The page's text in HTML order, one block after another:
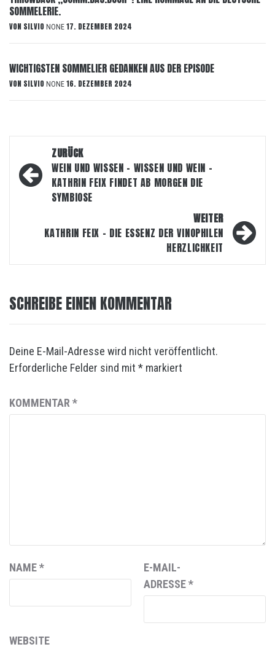
SOMMELERIE.
VON SILVIO NONE 17. DEZEMBER 2024
WICHTIGSTEN SOMMELIER GEDANKEN AUS DER EPISODE
VON SILVIO NONE 16. DEZEMBER 2024
Beitragsnavigation
ZURÜCK
WEIN UND WISSEN – WISSEN UND WEIN –
KATHRIN FEIX FINDET AB MORGEN DIE
SYMBIOSE
WEITER
KATHRIN FEIX – DIE ESSENZ DER VINOPHILEN
HERZLICHKEIT
SCHREIBE EINEN KOMMENTAR
Deine E-Mail-Adresse wird nicht veröffentlicht.
Erforderliche Felder sind mit * markiert
KOMMENTAR *
NAME*
E-MAIL-
ADRESSE*
WEBSITE